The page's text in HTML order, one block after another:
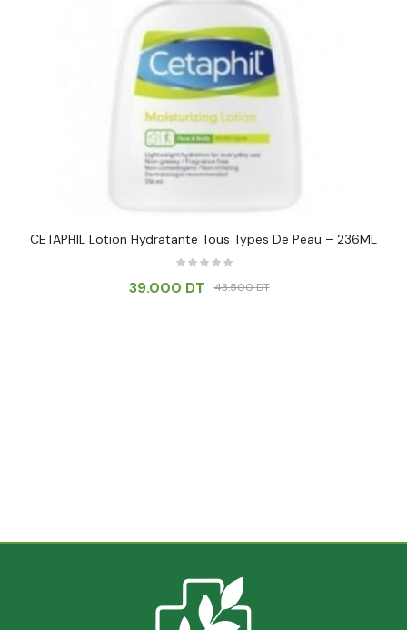
CETAPHIL Lotion Hydratante Tous Types De Peau – 236ML
43.500DT
39.000 DT